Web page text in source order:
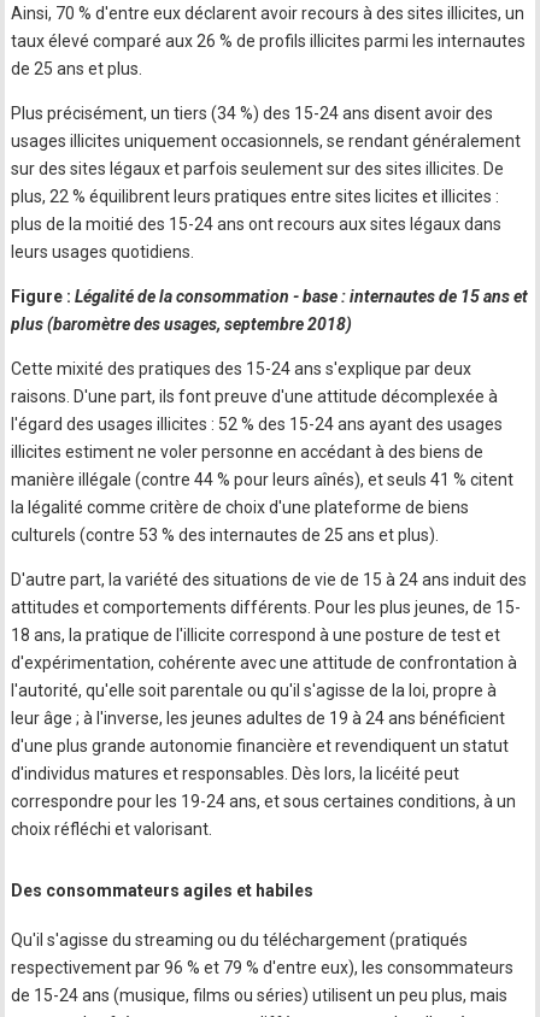
Ainsi, 70 % d'entre eux déclarent avoir recours à des sites illicites, un
taux élevé comparé aux 26 % de profils illicites parmi les internautes
de 25 ans et plus.
Plus précisément, un tiers (34 %) des 15-24 ans disent avoir des
usages illicites uniquement occasionnels, se rendant généralement
sur des sites légaux et parfois seulement sur des sites illicites. De
plus, 22 % équilibrent leurs pratiques entre sites licites et illicites :
plus de la moitié des 15-24 ans ont recours aux sites légaux dans
leurs usages quotidiens.
Figure :Légalité de la consommation - base : internautes de 15 ans et
plus (baromètre des usages, septembre 2018)
Cette mixité des pratiques des 15-24 ans s'explique par deux
raisons. D'une part, ils font preuve d'une attitude décomplexée à
l'égard des usages illicites : 52 % des 15-24 ans ayant des usages
illicites estiment ne voler personne en accédant à des biens de
manière illégale (contre 44 % pour leurs aînés), et seuls 41 % citent
la légalité comme critère de choix d'une plateforme de biens
culturels (contre 53 % des internautes de 25 ans et plus).
D'autre part, la variété des situations de vie de 15 à 24 ans induit des
attitudes et comportements différents. Pour les plus jeunes, de 15-
18 ans, la pratique de l'illicite correspond à une posture de test et
d'expérimentation, cohérente avec une attitude de confrontation à
l'autorité, qu'elle soit parentale ou qu'il s'agisse de la loi, propre à
leur âge ; à l'inverse, les jeunes adultes de 19 à 24 ans bénéficient
d'une plus grande autonomie financière et revendiquent un statut
d'individus matures et responsables. Dès lors, la licéité peut
correspondre pour les 19-24 ans, et sous certaines conditions, à un
choix réfléchi et valorisant.
Des consommateurs agiles et habiles
Qu'il s'agisse du streaming ou du téléchargement (pratiqués
respectivement par 96 % et 79 % d'entre eux), les consommateurs
de 15-24 ans (musique, films ou séries) utilisent un peu plus, mais